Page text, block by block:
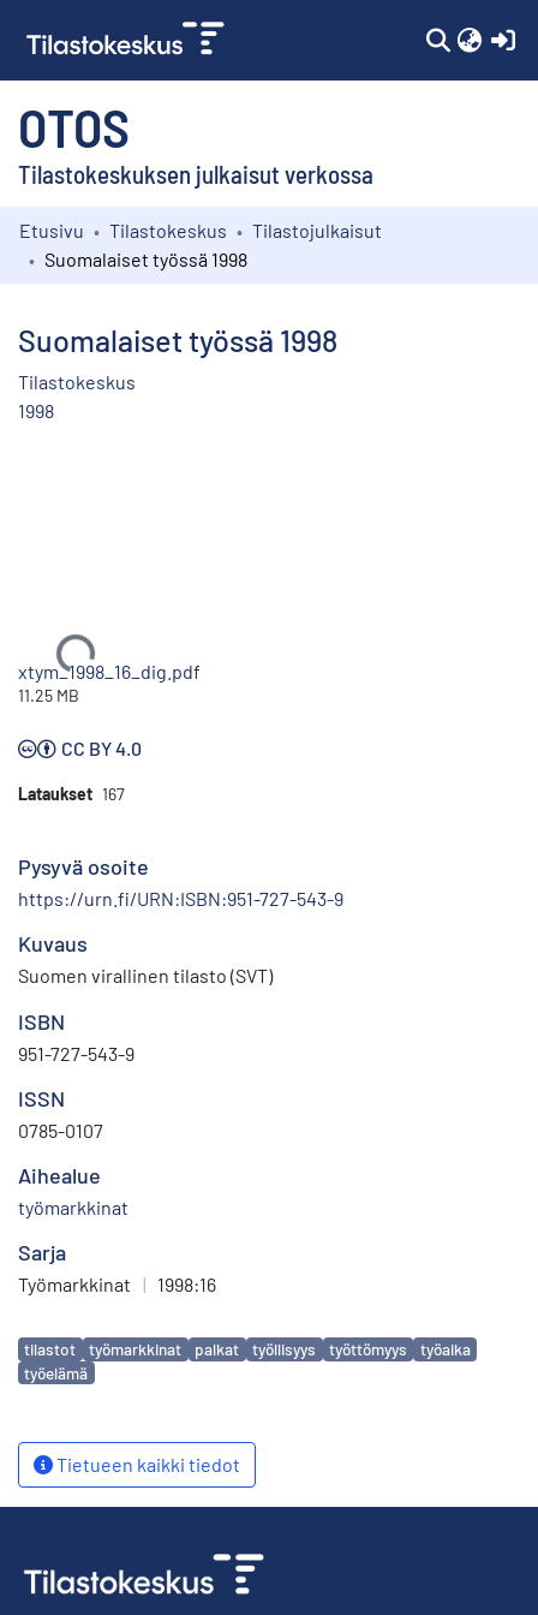
OTOS
Tilastokeskuksen julkaisut verkossa
Kokoelmat
Etusivu Tilastokeskus
Tilastojulkaisut
Suomalaiset työssä 1998
Suomalaiset työssä 1998
Tilastokeskus
1998
Ladataan...
xtym_1998_16_dig.pdf
11.25 MB
CC BY 4.0
Lataukset 167
Pysyvä osoite
https://urn.fi/URN:ISBN:951-727-543-9
Kuvaus
Suomen virallinen tilasto (SVT)
ISBN
951-727-543-9
ISSN
0785-0107
Aihealue
työmarkkinat
Sarja
Työmarkkinat | 1998:16
Avainsanat
tilastot työmarkkinat palkat työllisyys työttömyys
työaika
työelämä
Tietueen kaikki tiedot